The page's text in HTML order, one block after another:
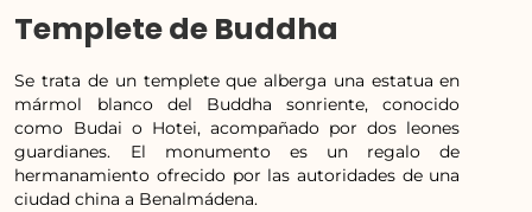
Templete de Buddha
Se trata de un templete que alberga una estatua en
mármol blanco del Buddha sonriente, conocido
como Budai o Hotei, acompañado por dos leones
guardianes. El monumento es un regalo de
hermanamiento ofrecido por las autoridades de una
ciudad china a Benalmádena.